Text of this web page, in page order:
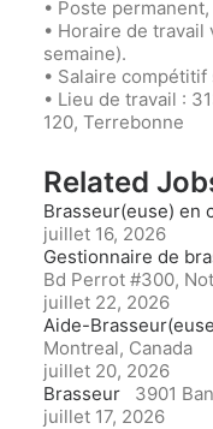
• Poste
• Horaire de travail
semaine).
• Salaire compétitif
• Lieu de travail :
120, Terrebonne
Related
Brasseur(euse) en
juillet 16, 2026
Gestionnaire de
Bd Perrot #300,
juillet 22, 2026
Aide-
Montreal, Canada
juillet 20, 2026
Brasseur
3901
juillet 17, 2026